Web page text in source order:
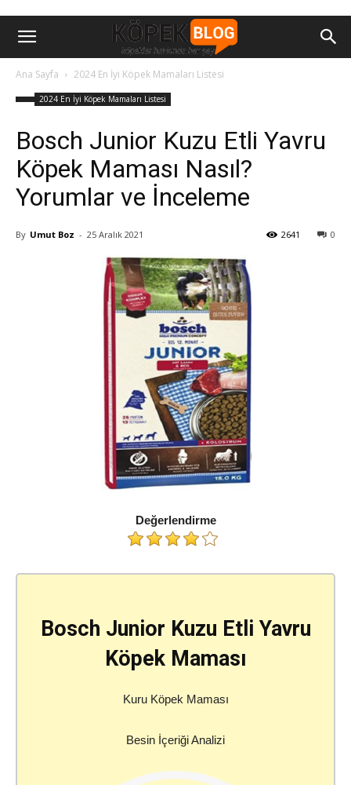
Ana Sayfa 2024 En İyi Köpek Mamaları Listesi
2024 En İyi Köpek Mamaları Listesi
Bosch Junior Kuzu Etli Yavru
Köpek Maması Nasıl?
Yorumlar ve İnceleme
By Umut Boz - 25 Aralık 2021 0
2641
Değerlendirme
Bosch Junior Kuzu Etli Yavru
Köpek Maması
Kuru Köpek Maması
Besin İçeriği Analizi